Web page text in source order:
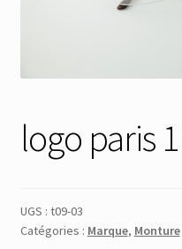
Mon Compte
Réinitialisation du mot de
logo paris
UGS : t09-03
Catégories : Marque, Monture